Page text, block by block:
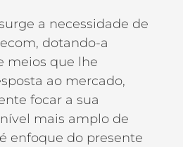
a necessidade de
dotando-a
meios que lhe
ao mercado,
focar a sua
mais amplo de
enfoque do presente